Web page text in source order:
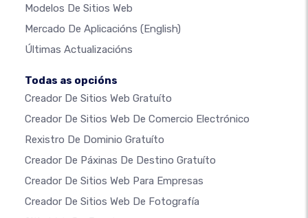
Modelos De Sitios Web
Mercado De Aplicacións (English)
Últimas Actualizacións
Todas as opcións
Creador De Sitios Web Gratuíto
Creador De Sitios Web De Comercio Electrónico
Rexistro De Dominio Gratuíto
Creador De Páxinas De Destino Gratuíto
Creador De Sitios Web Para Empresas
Creador De Sitios Web De Fotografía